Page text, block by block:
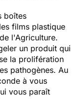
boîtes
films plastique
l'Agriculture.
un produit qui
la prolifération
pathogènes. Au
à vous
vous paraît